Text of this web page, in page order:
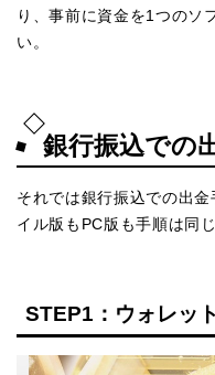
り、事前に資金を1つのソ
い。
銀行振込での
それでは銀行振込での出
イル版もPC版も手順は同じ
STEP1：ウォレッ